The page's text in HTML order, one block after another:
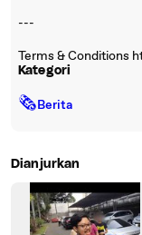
---
Terms & Conditions
Kategori
🗞Berita
Dianjurkan